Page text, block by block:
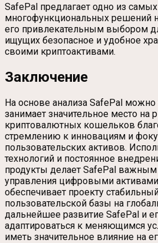
SafePal предлагает одно из самых
многофункциональных решений
его привлекательным выбором
ищущих безопасное и удобное
своими криптоактивами.
Заключение
На основе анализа SafePal можно
занимает значительное место на
криптовалютных кошельков
стремлению к инновациям и
пользовательских активов.
технологий и постоянное
продукты делает SafePal важным
управления цифровыми
обеспечивает проекту
пользовательской базы на
дальнейшее развитие SafePal и
адаптироваться к меняющимся
иметь значительное влияние на